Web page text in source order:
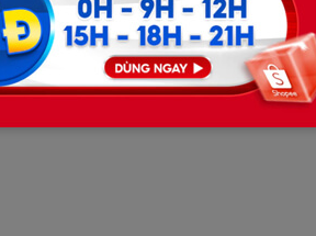
Con sợ cô Thảo la.”